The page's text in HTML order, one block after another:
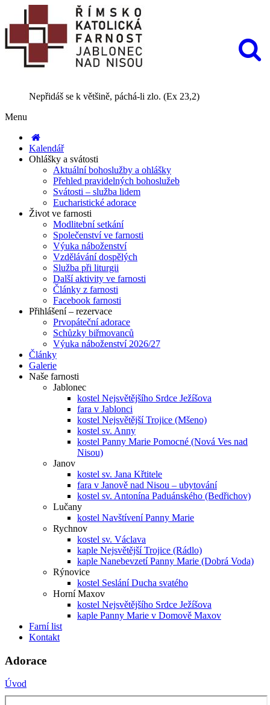
Nepřidáš se k většině, páchá-li zlo. (Ex 23,2)
Menu
Kalendář
Ohlášky a svátosti
Aktuální bohoslužby a ohlášky
Přehled pravidelných bohoslužeb
Svátosti – služba lidem
Eucharistické adorace
Život ve farnosti
Modlitební setkání
Společenství ve farnosti
Výuka náboženství
Vzdělávání dospělých
Služba při liturgii
Další aktivity ve farnosti
Články z farnosti
Facebook farnosti
Přihlášení – rezervace
Prvopáteční adorace
Schůzky biřmovanců
Výuka náboženství 2026/27
Články
Galerie
Naše farnosti
Jablonec
kostel Nejsvětějšího Srdce Ježíšova
fara v Jablonci
kostel Nejsvětější Trojice (Mšeno)
kostel sv. Anny
kostel Panny Marie Pomocné (Nová Ves nad
Nisou)
Janov
kostel sv. Jana Křtitele
fara v Janově nad Nisou – ubytování
kostel sv. Antonína Paduánského (Bedřichov)
Lučany
kostel Navštívení Panny Marie
Rychnov
kostel sv. Václava
kaple Nejsvětější Trojice (Rádlo)
kaple Nanebevzetí Panny Marie (Dobrá Voda)
Rýnovice
kostel Seslání Ducha svatého
Horní Maxov
kostel Nejsvětějšího Srdce Ježíšova
kaple Panny Marie v Domově Maxov
Farní list
Kontakt
Adorace
Úvod